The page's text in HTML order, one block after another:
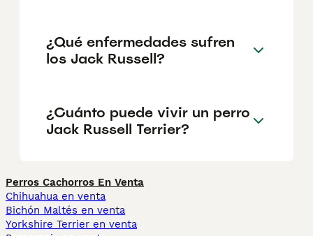
¿Qué enfermedades sufren
los Jack Russell?
¿Cuánto puede vivir un perro
Jack Russell Terrier?
Perros Cachorros En Venta
Chihuahua en venta
Bichón Maltés en venta
Yorkshire Terrier en venta